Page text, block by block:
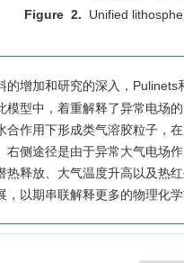
Figure 2. Unified
的增加和研究的深入，Pulinets
模型中，着重解释了异常电场
合作用下形成类气溶胶粒子，
右侧途径是由于异常大气电场
热释放、大气温度升高以及热
，以期串联解释更多的物理化学